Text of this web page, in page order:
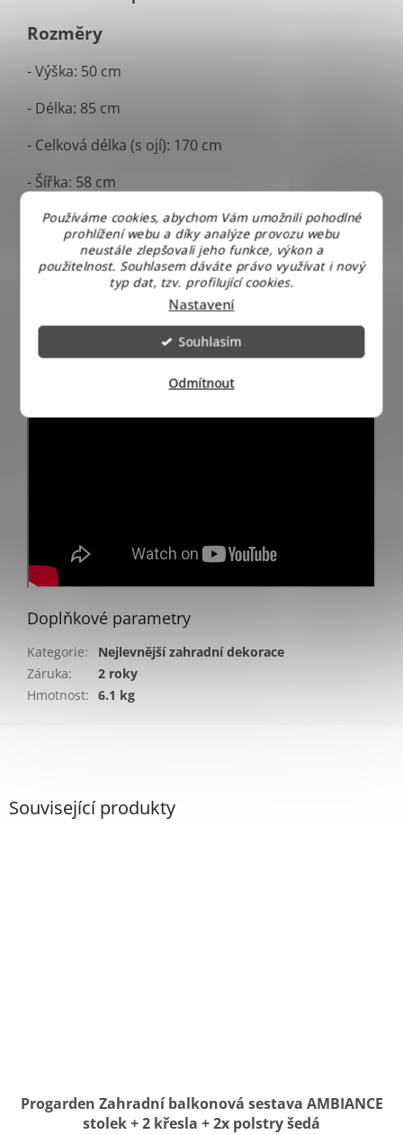
Používáme cookies, abychom Vám umožnili pohodlné
prohlížení webu a díky analýze provozu webu
neustále zlepšovali jeho funkce, výkon a
použitelnost. Souhlasem dáváte právo využívat i nový
typ dat, tzv. profilující cookies.
Nastavení
Odmítnout
Souhlasím
Související produkty
Progarden Zahradní balkonová sestava AMBIANCE
stolek + 2 křesla + 2x polstry šedá
Rozměry
- Výška: 50 cm
- Délka: 85 cm
- Celková délka (s ojí): 170 cm
- Šířka: 58 cm
Doba dodání domaximálně 2 pracovních dnů
Zboží ještě přebalujeme a balíme tak, aby i na
opačnou stranu republiky došlo vše v pořádku a
bez vad.
Doplňkové parametry
Kategorie:
Nejlevnější zahradní dekorace
Záruka:
2 roky
Hmotnost: 6.1 kg